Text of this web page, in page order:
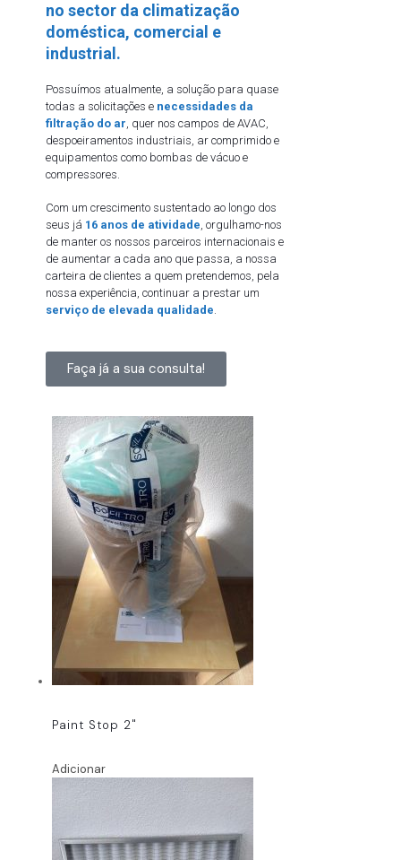
no sector da climatização
doméstica, comercial e
industrial.
Possuímos atualmente, a solução para quase
todas a solicitações e necessidades da
filtração do ar, quer nos campos de AVAC,
despoeiramentos industriais, ar comprimido e
equipamentos como bombas de vácuo e
compressores.
Com um crescimento sustentado ao longo dos
seus já 16 anos de atividade , orgulhamo-nos
de manter os nossos parceiros internacionais e
de aumentar a cada ano que passa, a nossa
carteira de clientes a quem pretendemos, pela
nossa experiência, continuar a prestar um
serviço de elevada qualidade
Faça já a sua consulta!
Paint Stop 2"
Adicionar